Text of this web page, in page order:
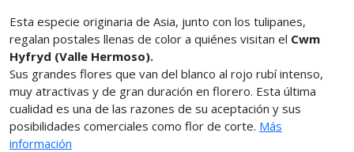
Esta especie originaria de Asia, junto con los tulipanes,
regalan postales llenas de color a quiénes visitan el Cwm
Hyfryd (Valle Hermoso).
Sus grandes flores que van del blanco al rojo rubí intenso,
muy atractivas y de gran duración en florero. Esta última
cualidad es una de las razones de su aceptación y sus
posibilidades comerciales como flor de corte. Más
información